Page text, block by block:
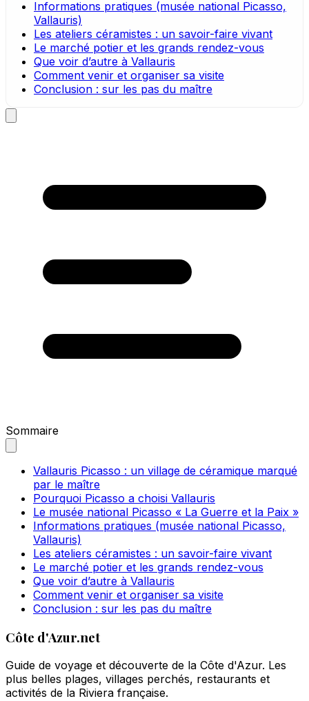
Informations pratiques (musée national Picasso,
Vallauris)
Les ateliers céramistes : un savoir-faire vivant
Le marché potier et les grands rendez-vous
Que voir d’autre à Vallauris
Comment venir et organiser sa visite
Conclusion : sur les pas du maître
Sommaire
Vallauris Picasso : un village de céramique marqué
par le maître
Pourquoi Picasso a choisi Vallauris
Le musée national Picasso « La Guerre et la Paix »
Informations pratiques (musée national Picasso,
Vallauris)
Les ateliers céramistes : un savoir-faire vivant
Le marché potier et les grands rendez-vous
Que voir d’autre à Vallauris
Comment venir et organiser sa visite
Conclusion : sur les pas du maître
Côte d'Azur.net
Guide de voyage et découverte de la Côte d'Azur. Les
plus belles plages, villages perchés, restaurants et
activités de la Riviera française.